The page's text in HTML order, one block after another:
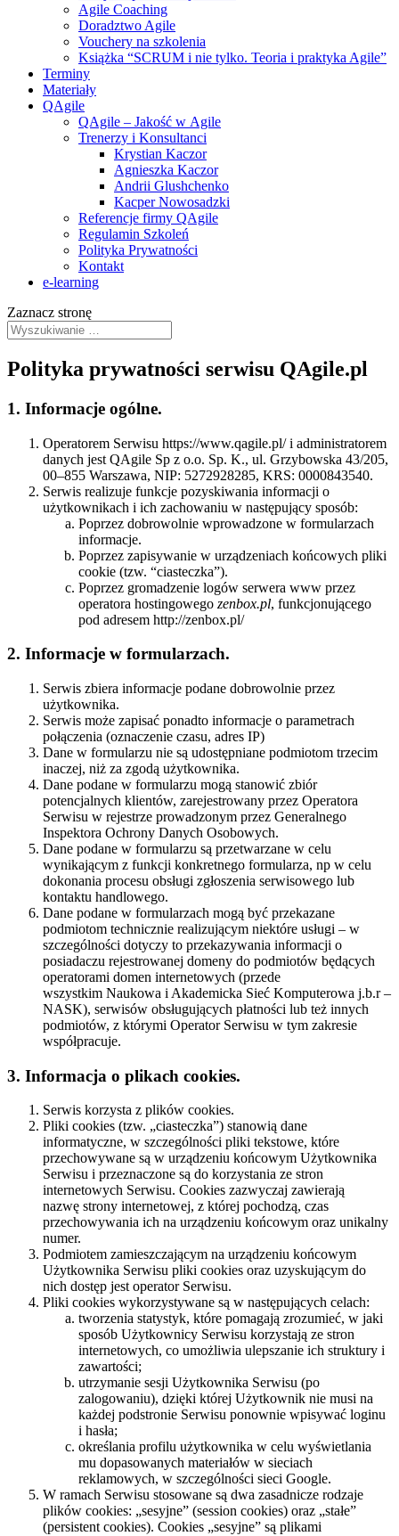
Agile Coaching
Doradztwo Agile
Vouchery na szkolenia
Książka “SCRUM i nie tylko. Teoria i praktyka Agile”
Terminy
Materiały
QAgile
QAgile – Jakość w Agile
Trenerzy i Konsultanci
Krystian Kaczor
Agnieszka Kaczor
Andrii Glushchenko
Kacper Nowosadzki
Referencje firmy QAgile
Regulamin Szkoleń
Polityka Prywatności
Kontakt
e‑learning
Zaznacz stronę
Polityka prywatności serwisu QAgile.pl
1. Informacje ogólne.
Operatorem Serwisu https://www.qagile.pl/ i administratorem
danych jest QAgile Sp z o.o. Sp. K., ul. Grzybowska 43/205,
00–855 Warszawa, NIP: 5272928285, KRS: 0000843540.
Serwis realizuje funkcje pozyskiwania informacji o
użytkownikach i ich zachowaniu w następujący sposób:
Poprzez dobrowolnie wprowadzone w formularzach
informacje.
Poprzez zapisywanie w urządzeniach końcowych pliki
cookie (tzw. “ciasteczka”).
Poprzez gromadzenie logów serwera www przez
operatora hostingowego zenbox.pl, funkcjonującego
pod adresem http://zenbox.pl/
2. Informacje w formularzach.
Serwis zbiera informacje podane dobrowolnie przez
użytkownika.
Serwis może zapisać ponadto informacje o parametrach
połączenia (oznaczenie czasu, adres IP)
Dane w formularzu nie są udostępniane podmiotom trzecim
inaczej, niż za zgodą użytkownika.
Dane podane w formularzu mogą stanowić zbiór
potencjalnych klientów, zarejestrowany przez Operatora
Serwisu w rejestrze prowadzonym przez Generalnego
Inspektora Ochrony Danych Osobowych.
Dane podane w formularzu są przetwarzane w celu
wynikającym z funkcji konkretnego formularza, np w celu
dokonania procesu obsługi zgłoszenia serwisowego lub
kontaktu handlowego.
Dane podane w formularzach mogą być przekazane
podmiotom technicznie realizującym niektóre usługi – w
szczególności dotyczy to przekazywania informacji o
posiadaczu rejestrowanej domeny do podmiotów będących
operatorami domen internetowych (przede
wszystkim Naukowa i Akademicka Sieć Komputerowa j.b.r –
NASK), serwisów obsługujących płatności lub też innych
podmiotów, z którymi Operator Serwisu w tym zakresie
współpracuje.
3. Informacja o plikach cookies.
Serwis korzysta z plików cookies.
Pliki cookies (tzw. „ciasteczka”) stanowią dane
informatyczne, w szczególności pliki tekstowe, które
przechowywane są w urządzeniu końcowym Użytkownika
Serwisu i przeznaczone są do korzystania ze stron
internetowych Serwisu. Cookies zazwyczaj zawierają
nazwę strony internetowej, z której pochodzą, czas
przechowywania ich na urządzeniu końcowym oraz unikalny
numer.
Podmiotem zamieszczającym na urządzeniu końcowym
Użytkownika Serwisu pliki cookies oraz uzyskującym do
nich dostęp jest operator Serwisu.
Pliki cookies wykorzystywane są w następujących celach:
tworzenia statystyk, które pomagają zrozumieć, w jaki
sposób Użytkownicy Serwisu korzystają ze stron
internetowych, co umożliwia ulepszanie ich struktury i
zawartości;
utrzymanie sesji Użytkownika Serwisu (po
zalogowaniu), dzięki której Użytkownik nie musi na
każdej podstronie Serwisu ponownie wpisywać loginu
i hasła;
określania profilu użytkownika w celu wyświetlania
mu dopasowanych materiałów w sieciach
reklamowych, w szczególności sieci Google.
W ramach Serwisu stosowane są dwa zasadnicze rodzaje
plików cookies: „sesyjne” (session cookies) oraz „stałe”
(persistent cookies). Cookies „sesyjne” są plikami